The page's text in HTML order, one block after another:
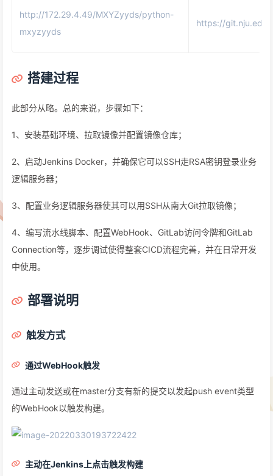
http://172.29.4.49/MXYZyyds/python-
mxyzyyds
https://
搭建过程
此部分从略。总的来说，步骤如下：
1、安装基础环境、拉取镜像并配置镜像仓库；
2、启动Jenkins Docker，并确保它可以SSH走RSA密钥登录业务
逻辑服务器；
3、配置业务逻辑服务器使其可以用SSH从南大Git拉取镜像；
4、编写流水线脚本、配置WebHook、GitLab访问令牌和GitLab
Connection等，逐步调试使得整套CICD流程完善，并在日常开发
中使用。
部署说明
触发方式
通过WebHook触发
通过主动发送或在master分支有新的提交以发起push event类型
的WebHook以触发构建。
主动在Jenkins上点击触发构建